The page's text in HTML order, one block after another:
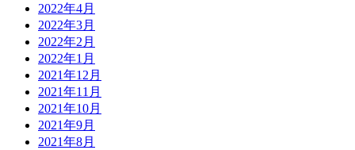
2022年4月
2022年3月
2022年2月
2022年1月
2021年12月
2021年11月
2021年10月
2021年9月
2021年8月